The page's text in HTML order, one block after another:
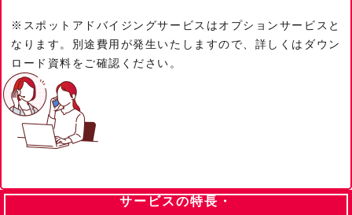
※スポットアドバイジングサービスはオプションサービスと
なります。別途費用が発生いたしますので、 詳しくはダウン
ロード資料をご確認ください。
サービスの特長・